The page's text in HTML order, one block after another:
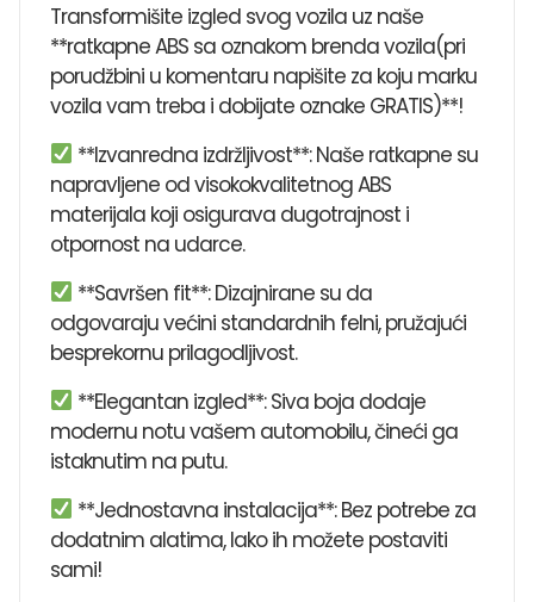
Transformišite izgled svog vozila uz naše
**ratkapne ABS sa oznakom brenda vozila(pri
porudžbini u komentaru napišite za koju marku
vozila vam treba i dobijate oznake GRATIS)**!
**Izvanredna izdržljivost**: Naše ratkapne su
napravljene od visokokvalitetnog ABS
materijala koji osigurava dugotrajnost i
otpornost na udarce.
**Savršen fit**: Dizajnirane su da
odgovaraju većini standardnih felni, pružajući
besprekornu prilagodljivost.
**Elegantan izgled**: Siva boja dodaje
modernu notu vašem automobilu, čineći ga
istaknutim na putu.
**Jednostavna instalacija**: Bez potrebe za
dodatnim alatima, lako ih možete postaviti
sami!